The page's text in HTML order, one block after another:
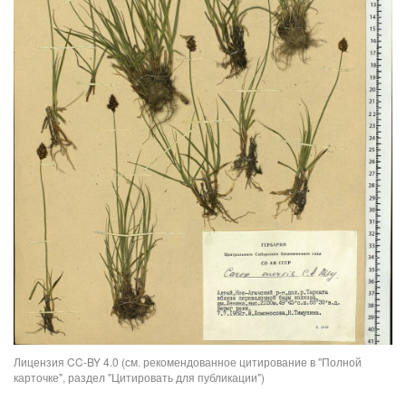
Лицензия CC-BY 4.0 (см. рекомендованное цитирование в "Полной
карточке", раздел "Цитировать для публикации")